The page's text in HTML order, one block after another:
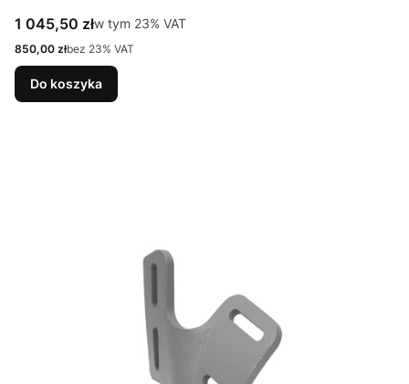
Cena brutto
1 045,50 złw tym %s VAT
w tym 23% VAT
Cena netto
850,00 złbez 23% VAT
Do koszyka